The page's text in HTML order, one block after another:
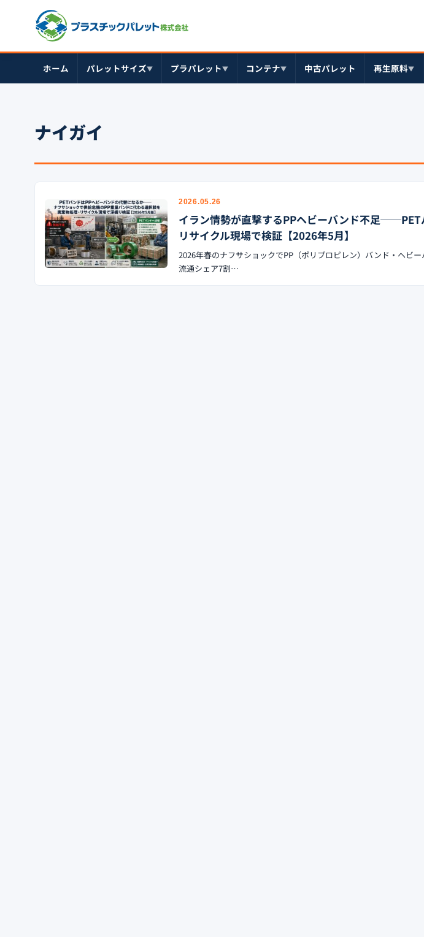
ホーム パレットサイズ▼ プラパレット▼ コンテナ▼ 中古パレット 再生原料▼
ナイガイ
2026.05.26
イラン情勢が直撃するPPヘビーバンド不足──PET
リサイクル現場で検証【2026年5月】
2026年春のナフサショックでPP（ポリプロピレン）バンド・ヘビ
流通シェア7割…